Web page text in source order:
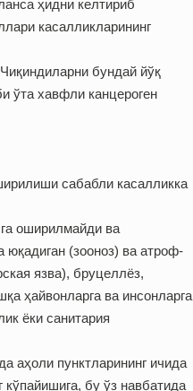
ҳидни келтириб
касалликларининг
бундай йўқ
ўта хавфли канцероген
сабабли касалликка
оширилмайди ва
юқадиган (зооноз) ва атроф-
язва), бруцеллёз,
ҳайвонларга ва инсонларга
ёки санитария
аҳоли пунктларининг ичида
бу ўз навбатида